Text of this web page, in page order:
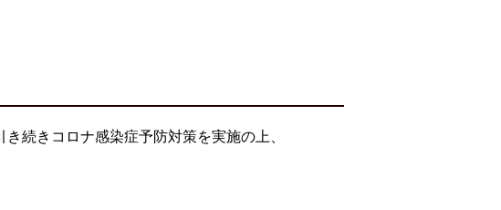
続きコロナ感染症予防対策を実施の上、